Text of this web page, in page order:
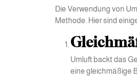
Die Verwendung von
Methode. Hier sind
Umluft backt das
eine gleichmäßige